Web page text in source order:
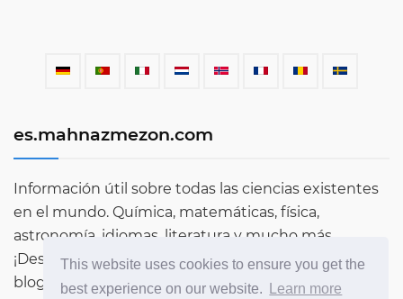
This website uses cookies to ensure you get the
best experience on our website.
Learn more
es.mahnazmezon.com
Información útil sobre todas las ciencias existentes
en el mundo. Química, matemáticas, física,
astronomía, idiomas, literatura y mucho más.
¡Descubre más sobre el mundo a través de nuestro
blog!